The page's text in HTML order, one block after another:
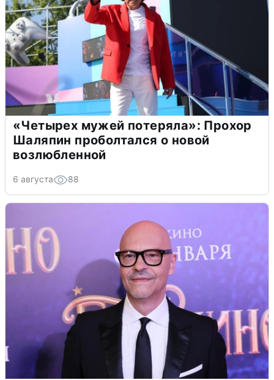
«Четырех мужей потеряла»: Прохор
Шаляпин проболтался о новой
возлюбленной
6 августа 88